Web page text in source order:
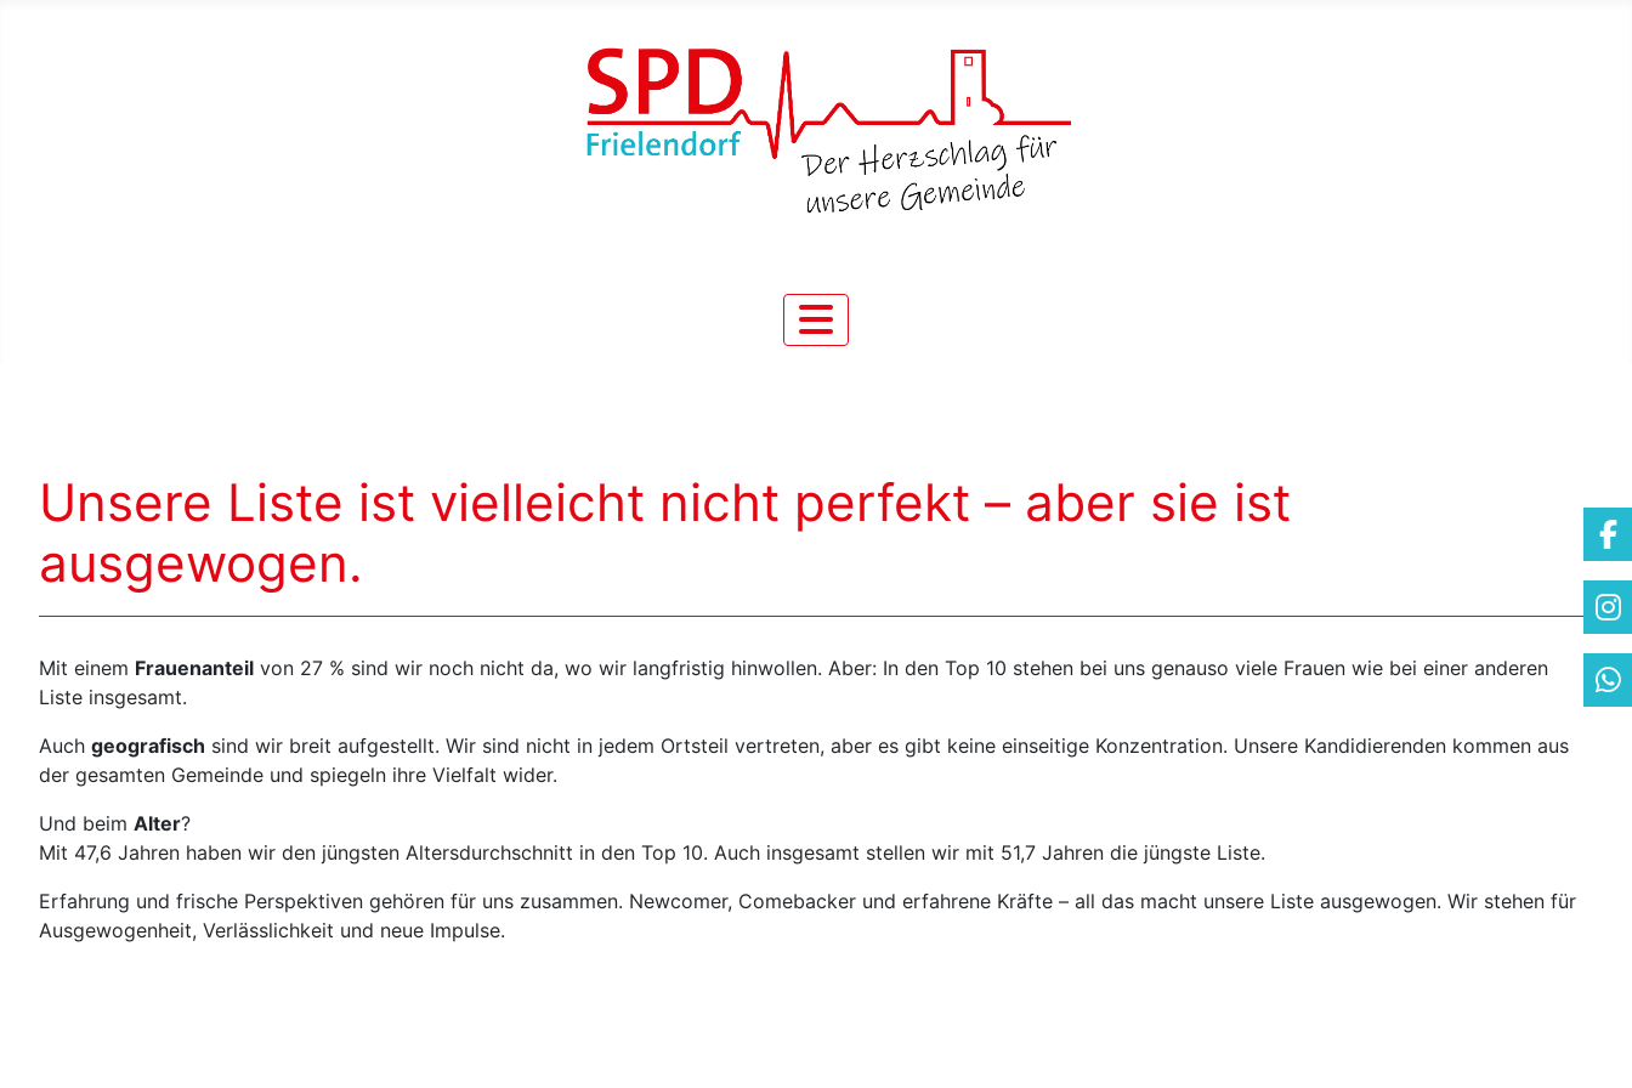
Unsere Liste ist vielleicht nicht perfekt – aber sie ist
ausgewogen.
Mit einem Frauenanteil von 27 % sind wir noch nicht da, wo wir langfristig hinwollen. Aber: In den Top 10 stehen bei uns genauso viele Frauen wie bei einer anderen
Liste insgesamt.
Auch geografisch sind wir breit aufgestellt. Wir sind nicht in jedem Ortsteil vertreten, aber es gibt keine einseitige Konzentration. Unsere Kandidierenden kommen aus
der gesamten Gemeinde und spiegeln ihre Vielfalt wider.
Und beim Alter?
Mit 47,6 Jahren haben wir den jüngsten Altersdurchschnitt in den Top 10. Auch insgesamt stellen wir mit 51,7 Jahren die jüngste Liste.
Erfahrung und frische Perspektiven gehören für uns zusammen. Newcomer, Comebacker und erfahrene Kräfte – all das macht unsere Liste ausgewogen. Wir stehen für
Ausgewogenheit, Verlässlichkeit und neue Impulse.